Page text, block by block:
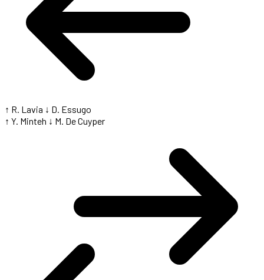
↑ R. Lavia ↓ D. Essugo
↑ Y. Minteh ↓ M. De Cuyper